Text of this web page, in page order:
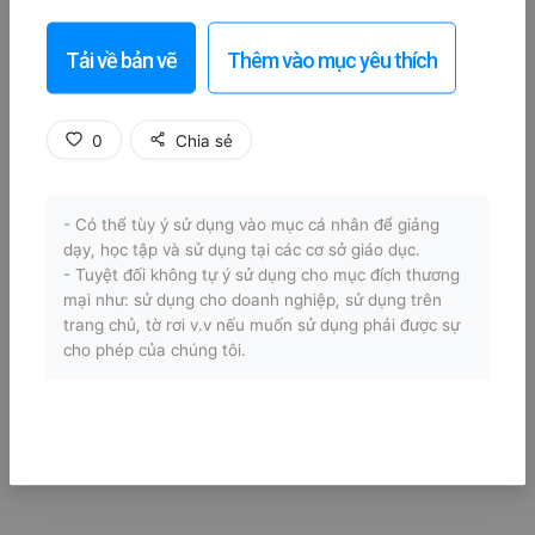
Tải về bản vẽ Thêm vào mục yêu thích
0 Chia sẻ
- Có thể tùy ý sử dụng vào mục cá nhân để giảng
dạy, học tập và sử dụng tại các cơ sở giáo dục.
- Tuyệt đối không tự ý sử dụng cho mục đích thương
mại như: sử dụng cho doanh nghiệp, sử dụng trên
trang chủ, tờ rơi v.v nếu muốn sử dụng phải được sự
cho phép của chúng tôi.